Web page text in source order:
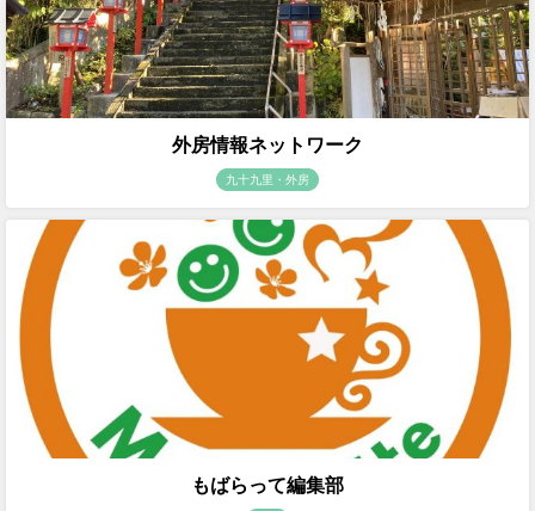
外房情報ネットワーク
九十九里・外房
もばらって編集部